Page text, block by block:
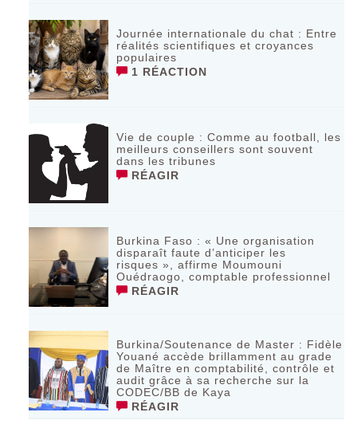
Journée internationale du chat : Entre
réalités scientifiques et croyances
populaires
1 RÉACTION
Vie de couple : Comme au football, les
meilleurs conseillers sont souvent
dans les tribunes
RÉAGIR
Burkina Faso : « Une organisation
disparaît faute d’anticiper les
risques », affirme Moumouni
Ouédraogo, comptable professionnel
RÉAGIR
Burkina/Soutenance de Master : Fidèle
Youané accède brillamment au grade
de Maître en comptabilité, contrôle et
audit grâce à sa recherche sur la
CODEC/BB de Kaya
RÉAGIR